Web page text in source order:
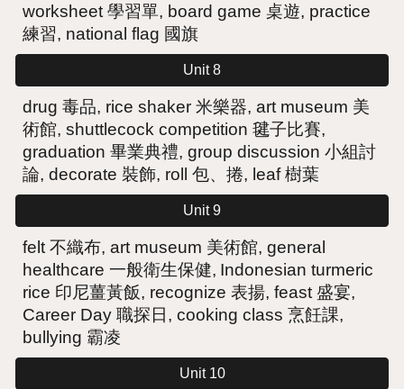
worksheet 學習單, board game 桌遊, practice
練習, national flag 國旗
Unit 8
drug 毒品, rice shaker 米樂器, art museum 美
術館, shuttlecock competition 毽子比賽,
graduation 畢業典禮, group discussion 小組討
論, decorate 裝飾, roll 包、捲, leaf 樹葉
Unit 9
felt 不織布, art museum 美術館,general
healthcare 一般衛生保健, Indonesian turmeric
rice 印尼薑黃飯, recognize 表揚,feast 盛宴,
Career Day 職探日,cooking class 烹飪課,
bullying 霸凌
Unit 10